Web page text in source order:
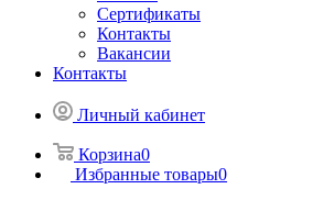
Сертификаты
Контакты
Вакансии
Контакты
Личный кабинет
Корзина0
Избранные товары0